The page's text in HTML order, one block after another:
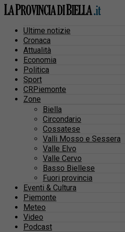
Ultime notizie
Cronaca
Attualità
Economia
Politica
Sport
CRPiemonte
Zone
Biella
Circondario
Cossatese
Valli Mosso e Sessera
Valle Elvo
Valle Cervo
Basso Biellese
Fuori provincia
Eventi & Cultura
Piemonte
Meteo
Video
Podcast